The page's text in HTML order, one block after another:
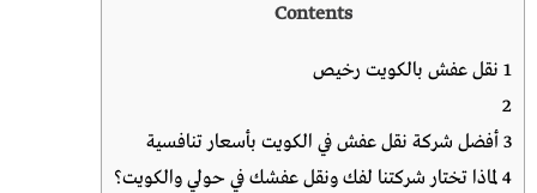
Contents
1 نقل عفش بالكويت رخيص
2
3 أفضل شركة نقل عفش في الكويت بأسعار تنافسية
4لماذا تختار شركتنا لفك ونقل عفشك في حولي والكويت؟